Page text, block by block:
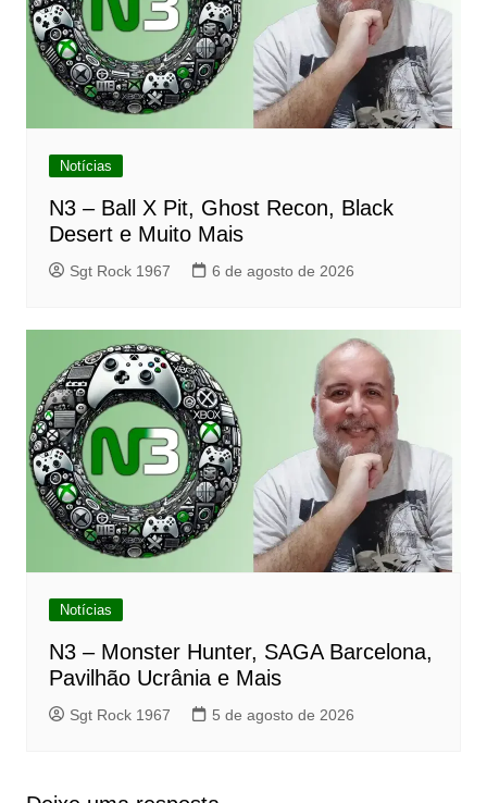
Notícias
N3 – Ball X Pit, Ghost Recon, Black
Desert e Muito Mais
Sgt Rock 1967 6 de agosto de 2026
Notícias
N3 – Monster Hunter, SAGA Barcelona,
Pavilhão Ucrânia e Mais
Sgt Rock 1967 5 de agosto de 2026